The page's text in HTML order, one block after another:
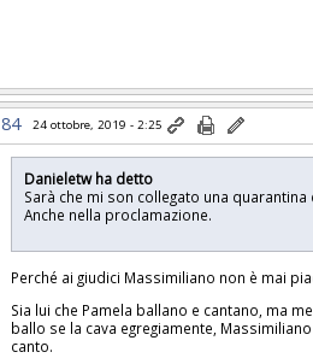
84 24 ottobre, 2019 - 2:25
Danieletw ha detto
Sarà che mi son collegato una
Anche nella proclamazione.
Perché ai giudici Massimiliano non è mai
Sia lui che Pamela ballano e cantano, ma
ballo se la cava egregiamente,
canto.